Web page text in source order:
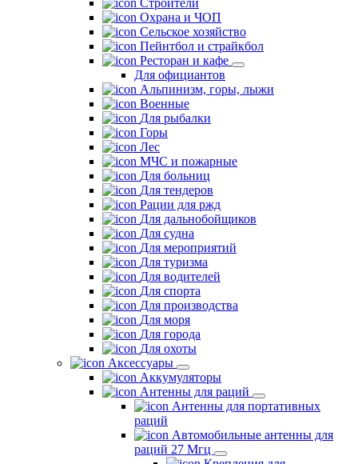
Строители
Охрана и ЧОП
Сельское хозяйство
Пейнтбол и страйкбол
Ресторан и кафе
Для официантов
Альпинизм, горы, лыжи
Военные
Для рыбалки
Горы
Лес
МЧС и пожарные
Для больниц
Для тендеров
Рации для ржд
Для дальнобойщиков
Для судна
Для мероприятий
Для туризма
Для водителей
Для спорта
Для производства
Для моря
Для города
Для охоты
Аксессуары
Аккумуляторы
Антенны для раций
Антенны для портативных
раций
Автомобильные антенны для
раций 27 Мгц